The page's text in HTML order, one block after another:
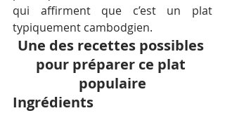
qui affirment que c’est un plat
typiquement cambodgien.
Une des recettes possibles
pour préparer ce plat
populaire
Ingrédients